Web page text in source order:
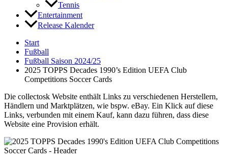
Tennis
Entertainment
Release Kalender
Start
Fußball
Fußball Saison 2024/25
2025 TOPPS Decades 1990’s Edition UEFA Club
Competitions Soccer Cards
Die collectosk Website enthält Links zu verschiedenen Herstellern,
Händlern und Marktplätzen, wie bspw. eBay. Ein Klick auf diese
Links, verbunden mit einem Kauf, kann dazu führen, dass diese
Website eine Provision erhält.